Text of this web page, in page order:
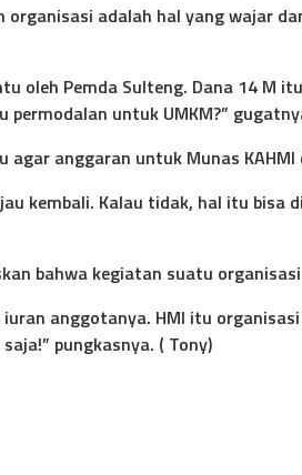
organisasi adalah hal yang wajar
oleh Pemda Sulteng. Dana 14
permodalan untuk UMKM?”
agar anggaran untuk Munas
kembali. Kalau tidak, hal itu bisa
bahwa kegiatan suatu
anggotanya. HMI itu
pungkasnya. ( Tony)